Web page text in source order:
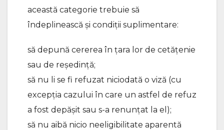
această categorie trebuie să
îndeplinească și condiții suplimentare:
să depună cererea în ţara lor de cetăţenie
sau de reşedinţă;
să nu li se fi refuzat niciodată o viză (cu
excepţia cazului în care un astfel de refuz
a fost depăşit sau s-a renunţat la el);
să nu aibă nicio neeligibilitate aparentă